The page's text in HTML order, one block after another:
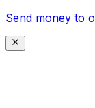
Send money to